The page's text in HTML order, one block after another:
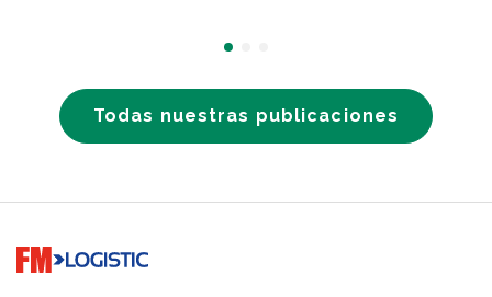
Todas nuestras publicaciones
Go to home page